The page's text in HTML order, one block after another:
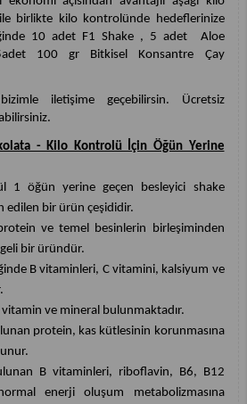
birlikte kilo kontrolünde hedeflerinize
10 adet F1 Shake , 5 adet Aloe
100 gr Bitkisel Konsantre Çay
iletişime geçebilirsin. Ücretsiz
- Kilo Kontrolü İçin Öğün Yerine
1 öğün yerine geçen besleyici shake
edilen bir ürün çeşididir.
ve temel besinlerin birleşiminden
bir üründür.
B vitaminleri, C vitamini, kalsiyum ve
ve mineral bulunmaktadır.
protein, kas kütlesinin korunmasına
B vitaminleri, riboflavin, B6, B12
enerji oluşum metabolizmasına